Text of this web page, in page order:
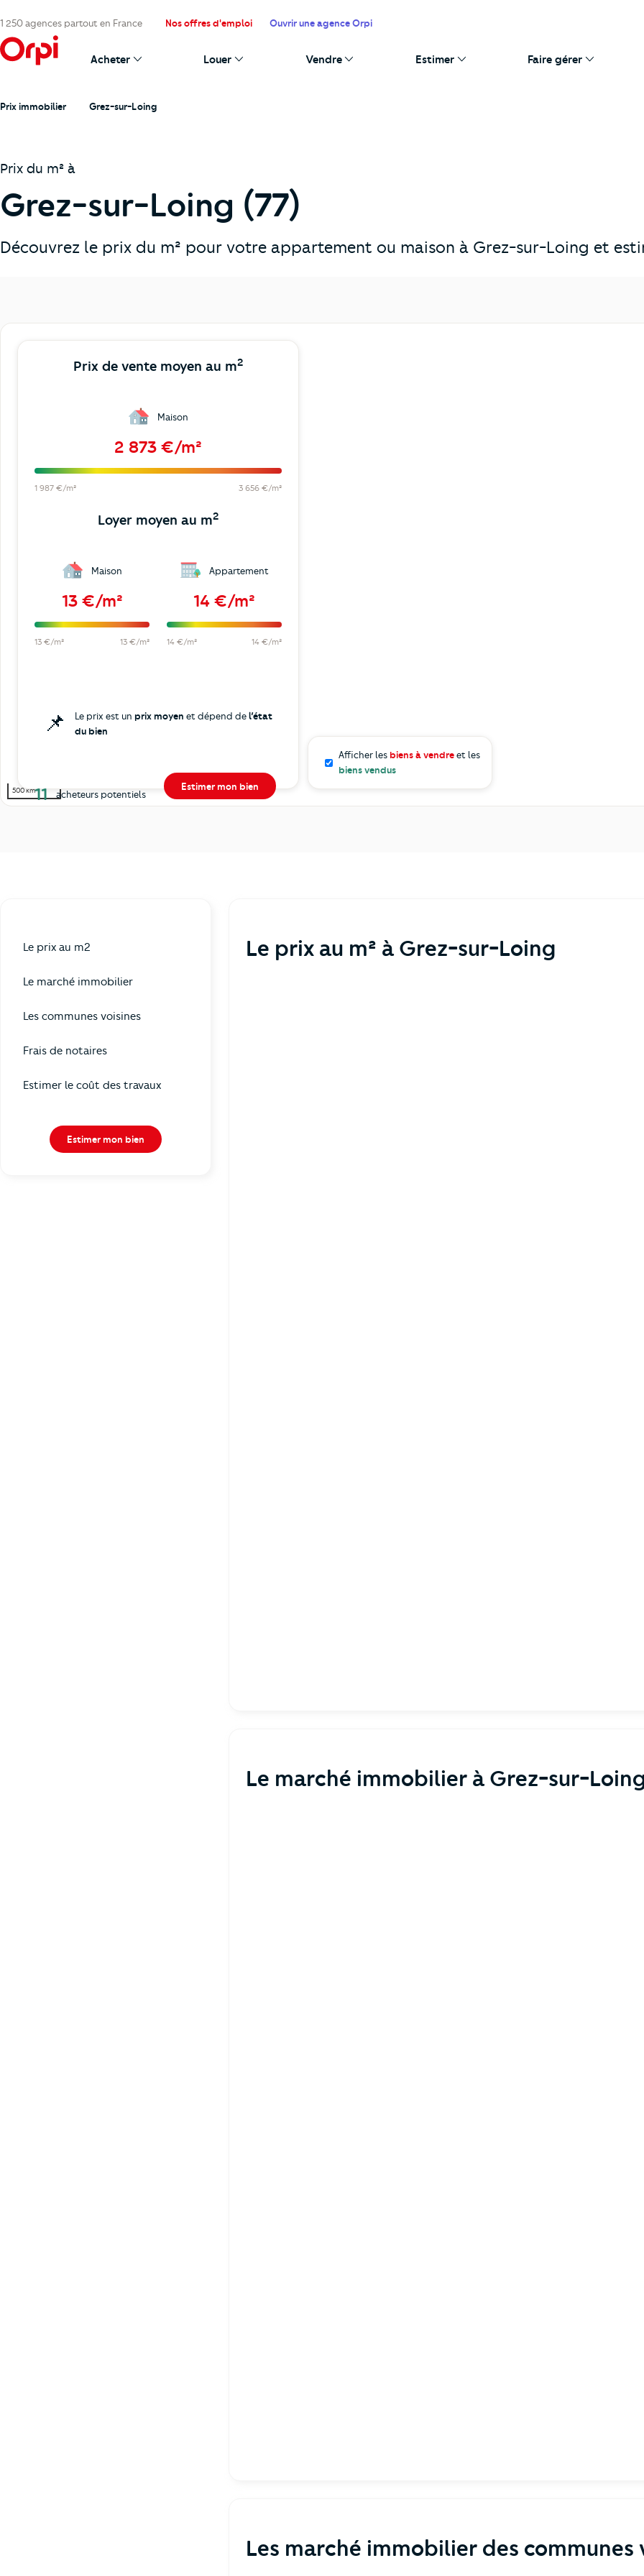
1 250 agences partout en France Nos offres d'emploi Ouvrir une agence Orpi
Acheter Louer Vendre Estimer Faire gérer
Prix immobilier Grez-sur-Loing
Prix du m² à
Grez-sur-Loing (77)
Découvrez le prix du m² pour votre appartement ou maison à Grez-sur-Loing et
Prix de vente moyen au m2
Maison
2 873 €/m²
1 987 €/m² 3 656 €/m²
Loyer moyen au m2
Maison
13 €/m²
13 €/m² 13 €/m²
Appartement
14 €/m²
14 €/m² 14 €/m²
📌 Le prix est un prix moyen et dépend del’état
du bien
11 acheteurs potentiels
Estimer mon bien
500 km
Afficher les biens à vendreet les
biens vendus
Le prix au m2
Le marché immobilier
Les communes voisines
Frais de notaires
Estimer le coût des travaux
Estimer mon bien
Le prix au m² à Grez-sur-Loing
Le marché immobilier à Grez-sur-
Les marché immobilier des communes